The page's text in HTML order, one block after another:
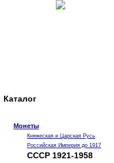
Каталог
Монеты
Княжеская и Царская Русь
Российская Империя до 1917
СССР 1921-1958